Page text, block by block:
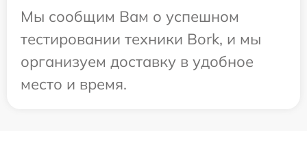
Мы сообщим Вам о успешном
тестировании техники Bork, и мы
организуем доставку в удобное
место и время.